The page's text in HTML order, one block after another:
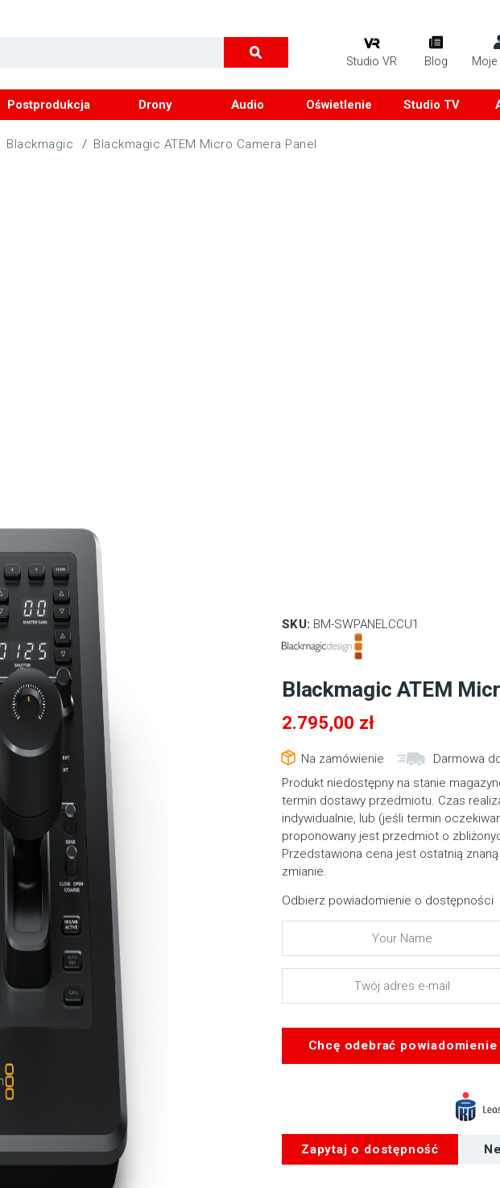
Studio VR Blog
Postprodukcja Drony Audio Oświetlenie Studio TV
Blackmagic / Blackmagic ATEM Micro Camera Panel
SKU: BM-SWPANELCCU1
Blackmagic ATEM
2.795,00 zł
Na zamówienie
Darmowa
Produkt niedostępny na stanie
termin dostawy przedmiotu. Czas
indywidualnie, lub (jeśli termin
proponowany jest przedmiot o
Przedstawiona cena jest ostatnią
zmianie.
Odbierz powiadomienie o dostępności
Chcę odebrać powiadomienie
Zapytaj o dostępność